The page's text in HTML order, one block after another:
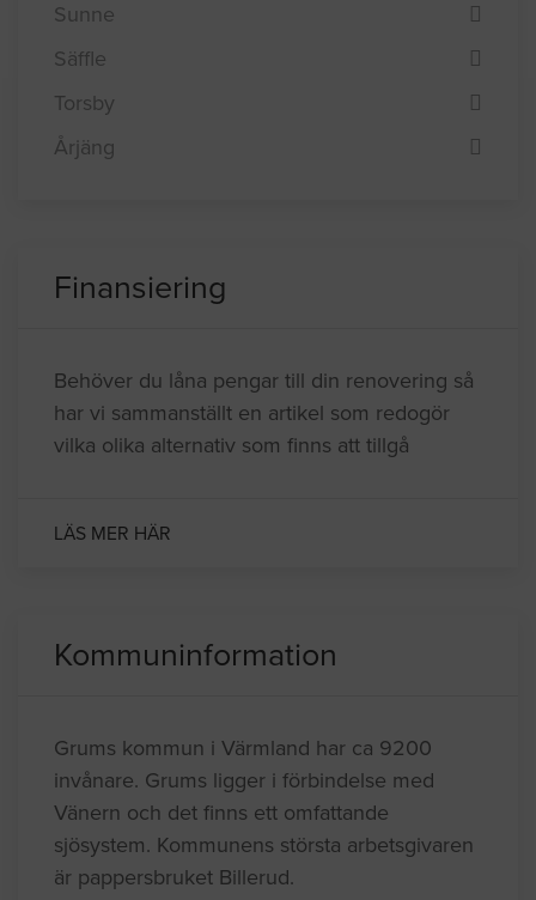
Sunne
Säffle
Torsby
Årjäng
Finansiering
Behöver du låna pengar till din renovering så
har vi sammanställt en artikel som redogör
vilka olika alternativ som finns att tillgå
LÄS MER HÄR
Kommuninformation
Grums kommun i Värmland har ca 9200
invånare. Grums ligger i förbindelse med
Vänern och det finns ett omfattande
sjösystem. Kommunens största arbetsgivaren
är pappersbruket Billerud.